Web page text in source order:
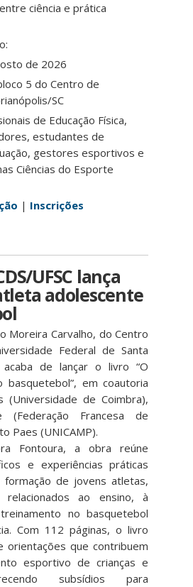
ciência e prática
de 2026
5 do Centro de
SC
de Educação Física,
estudantes de
gestores esportivos e
Ciências do Esporte
| Inscrições
UFSC lança
adolescente
Moreira Carvalho, do Centro
Federal de Santa
acaba de lançar o livro “O
em coautoria
(Universidade de Coimbra),
(Federação Francesa de
Paes (UNICAMP).
Fontoura, a obra reúne
e experiências práticas
de jovens atletas,
relacionados ao ensino, à
no basquetebol
Com 112 páginas, o livro
orientações que contribuem
esportivo de crianças e
subsídios para